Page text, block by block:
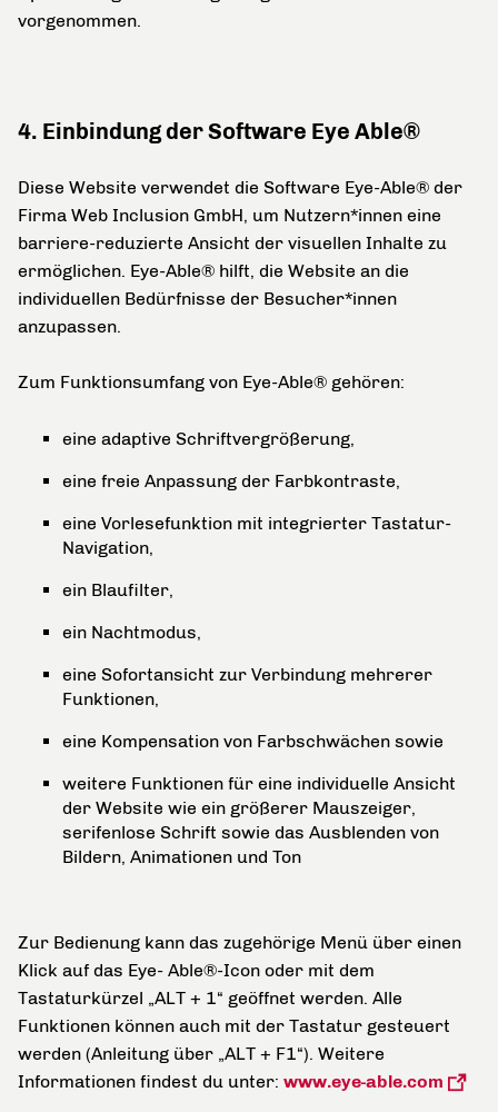
vorgenommen.
4. Einbindung der Software Eye Able®
Diese Website verwendet die Software Eye-Able® der
Firma Web Inclusion GmbH, um Nutzern*innen eine
barriere-reduzierte Ansicht der visuellen Inhalte zu
ermöglichen. Eye-Able® hilft, die Website an die
individuellen Bedürfnisse der Besucher*innen
anzupassen.
Zum Funktionsumfang von Eye-Able® gehören:
eine adaptive Schriftvergrößerung,
eine freie Anpassung der Farbkontraste,
eine Vorlesefunktion mit integrierter Tastatur-
Navigation,
ein Blaufilter,
ein Nachtmodus,
eine Sofortansicht zur Verbindung mehrerer
Funktionen,
eine Kompensation von Farbschwächen sowie
weitere Funktionen für eine individuelle Ansicht
der Website wie ein größerer Mauszeiger,
serifenlose Schrift sowie das Ausblenden von
Bildern, Animationen und Ton
Zur Bedienung kann das zugehörige Menü über einen
Klick auf das Eye- Able®-Icon oder mit dem
Tastaturkürzel „ALT + 1“ geöffnet werden. Alle
Funktionen können auch mit der Tastatur gesteuert
werden (Anleitung über „ALT + F1“). Weitere
Informationen findest du unter: www.eye-able.com